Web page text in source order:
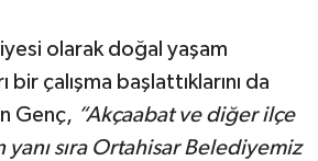
olarak doğal yaşam
bir çalışma başlattıklarını da
Genç, “Akçaabat ve diğer ilçe
sıra Ortahisar Belediyemiz